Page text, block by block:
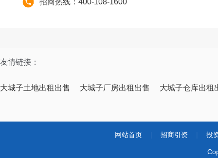
招商热线：400-108-1600
友情链接：
大城子土地出租出售 大城子厂房出租出售 大城子仓库出租
网站首页 招商引资 投